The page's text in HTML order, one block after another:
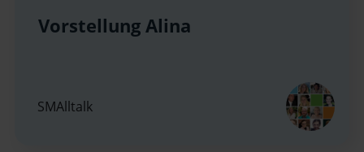
Vorstellung Alina
SMAlltalk